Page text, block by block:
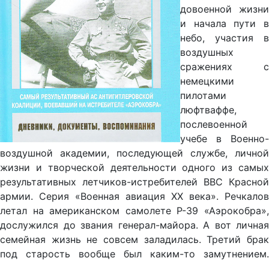
довоенной жизни
и начала пути в
небо, участия в
воздушных
сражениях с
немецкими
пилотами
люфтваффе,
послевоенной
учебе в Военно-
воздушной академии, последующей службе, личной
жизни и творческой деятельности одного из самых
результативных летчиков-истребителей ВВС Красной
армии. Серия «Военная авиация XX века». Речкалов
летал на американском самолете Р-39 «Аэрокобра»,
дослужился до звания генерал-майора. А вот личная
семейная жизнь не совсем заладилась. Третий брак
под старость вообще был каким-то замутнением.